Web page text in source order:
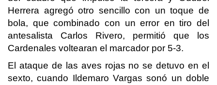
Herrera agregó otro sencillo con un toque de
bola, que combinado con un error en tiro del
antesalista Carlos Rivero, permitió que los
Cardenales voltearan el marcador por 5-3.
El ataque de las aves rojas no se detuvo en el
sexto, cuando Ildemaro Vargas sonó un doble